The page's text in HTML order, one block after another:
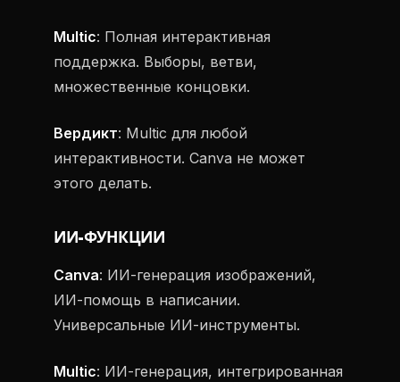
Multic: Полная интерактивная
поддержка. Выборы, ветви,
множественные концовки.
Вердикт: Multic для любой
интерактивности. Canva не может
этого делать.
ИИ-ФУНКЦИИ
Canva: ИИ-генерация изображений,
ИИ-помощь в написании.
Универсальные ИИ-инструменты.
Multic: ИИ-генерация, интегрированная